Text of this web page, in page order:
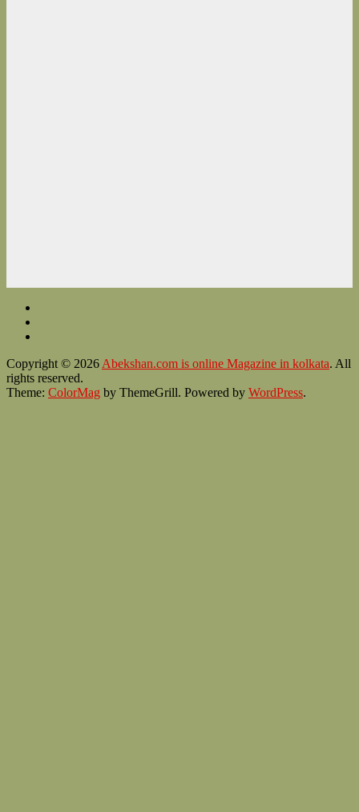
Copyright © 2026 Abekshan.com is online Magazine in kolkata. All
rights reserved.
Theme: ColorMag by ThemeGrill. Powered by WordPress.